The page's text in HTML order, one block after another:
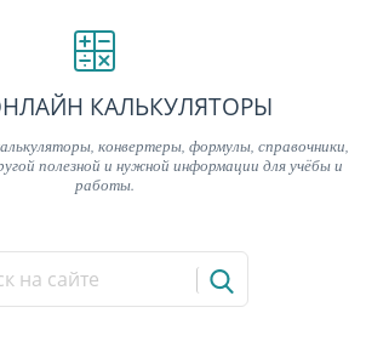
КАЛЬКУЛЯТОРЫ
конвертеры, формулы, справочники,
полезной и нужной информации для учёбы и
работы.